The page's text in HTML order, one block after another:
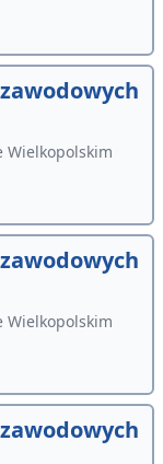
Wielkopolskim
Wielkopolskim